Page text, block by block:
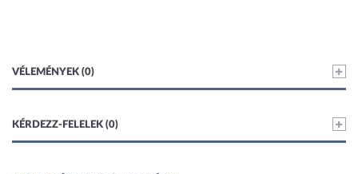
VÉLEMÉNYEK (0)
KÉRDEZZ-FELELEK (0)